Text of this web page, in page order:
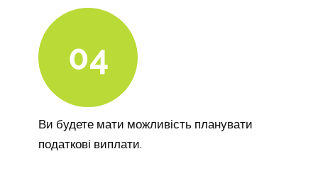
04
Ви будете мати можливість планувати
податкові виплати.